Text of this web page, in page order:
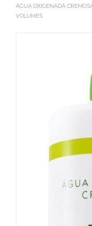
ÁGUA OXIGENADA
VOLUMES